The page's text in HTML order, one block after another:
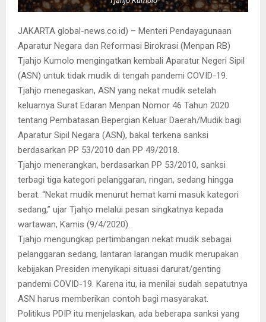
JAKARTA global-news.co.id) – Menteri Pendayagunaan
Aparatur Negara dan Reformasi Birokrasi (Menpan RB)
Tjahjo Kumolo mengingatkan kembali Aparatur Negeri Sipil
(ASN) untuk tidak mudik di tengah pandemi COVID-19.
Tjahjo menegaskan, ASN yang nekat mudik setelah
keluarnya Surat Edaran Menpan Nomor 46 Tahun 2020
tentang Pembatasan Bepergian Keluar Daerah/Mudik bagi
Aparatur Sipil Negara (ASN), bakal terkena sanksi
berdasarkan PP 53/2010 dan PP 49/2018.
Tjahjo menerangkan, berdasarkan PP 53/2010, sanksi
terbagi tiga kategori pelanggaran, ringan, sedang hingga
berat. “Nekat mudik menurut hemat kami masuk kategori
sedang,” ujar Tjahjo melalui pesan singkatnya kepada
wartawan, Kamis (9/4/2020).
Tjahjo mengungkap pertimbangan nekat mudik sebagai
pelanggaran sedang, lantaran larangan mudik merupakan
kebijakan Presiden menyikapi situasi darurat/genting
pandemi COVID-19. Karena itu, ia menilai sudah sepatutnya
ASN harus memberikan contoh bagi masyarakat.
Politikus PDIP itu menjelaskan, ada beberapa sanksi yang